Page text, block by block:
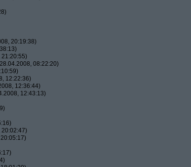
20:19:38)
08:22:20)
12:22:36)
12:36:44)
12:43:13)